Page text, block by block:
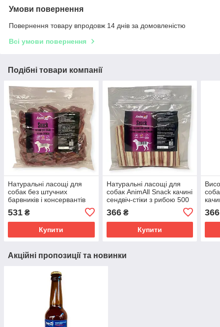
Умови повернення
Повернення товару впродовж 14 днів за домовленістю
Всі умови повернення
Подібні товари компанії
Натуральні ласощі для
собак без штучних
барвників і консервантів
сосиски 500 г
531 ₴
Купити
Натуральні ласощі для
собак AnimAll Snack качині
сендвіч-стіки з рибою 500
366₴
Купити
366
Акційні пропозиції та новинки